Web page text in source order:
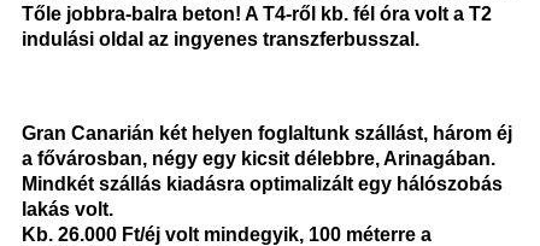
Tőle jobbra-balra beton! A T4-ről kb. fél óra volt a T2
indulási oldal az ingyenes transzferbusszal.
Gran Canarián két helyen foglaltunk szállást, három éj
a fővárosban, négy egy kicsit délebbre, Arinagában.
Mindkét szállás kiadásra optimalizált egy hálószobás
lakás volt.
Kb. 26.000 Ft/éj volt mindegyik, 100 méterre a